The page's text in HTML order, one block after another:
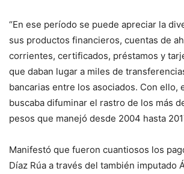
“En ese período se puede apreciar la
sus productos financieros, cuentas de
corrientes, certificados, préstamos y
que daban lugar a miles de
bancarias entre los asociados. Con ello,
buscaba difuminar el rastro de los más
pesos que manejó desde 2004 hasta
Manifestó que fueron cuantiosos los
Díaz Rúa a través del también imputado